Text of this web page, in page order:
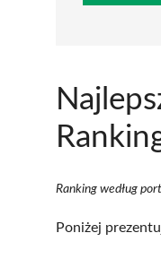
Ranking według
Poniżej